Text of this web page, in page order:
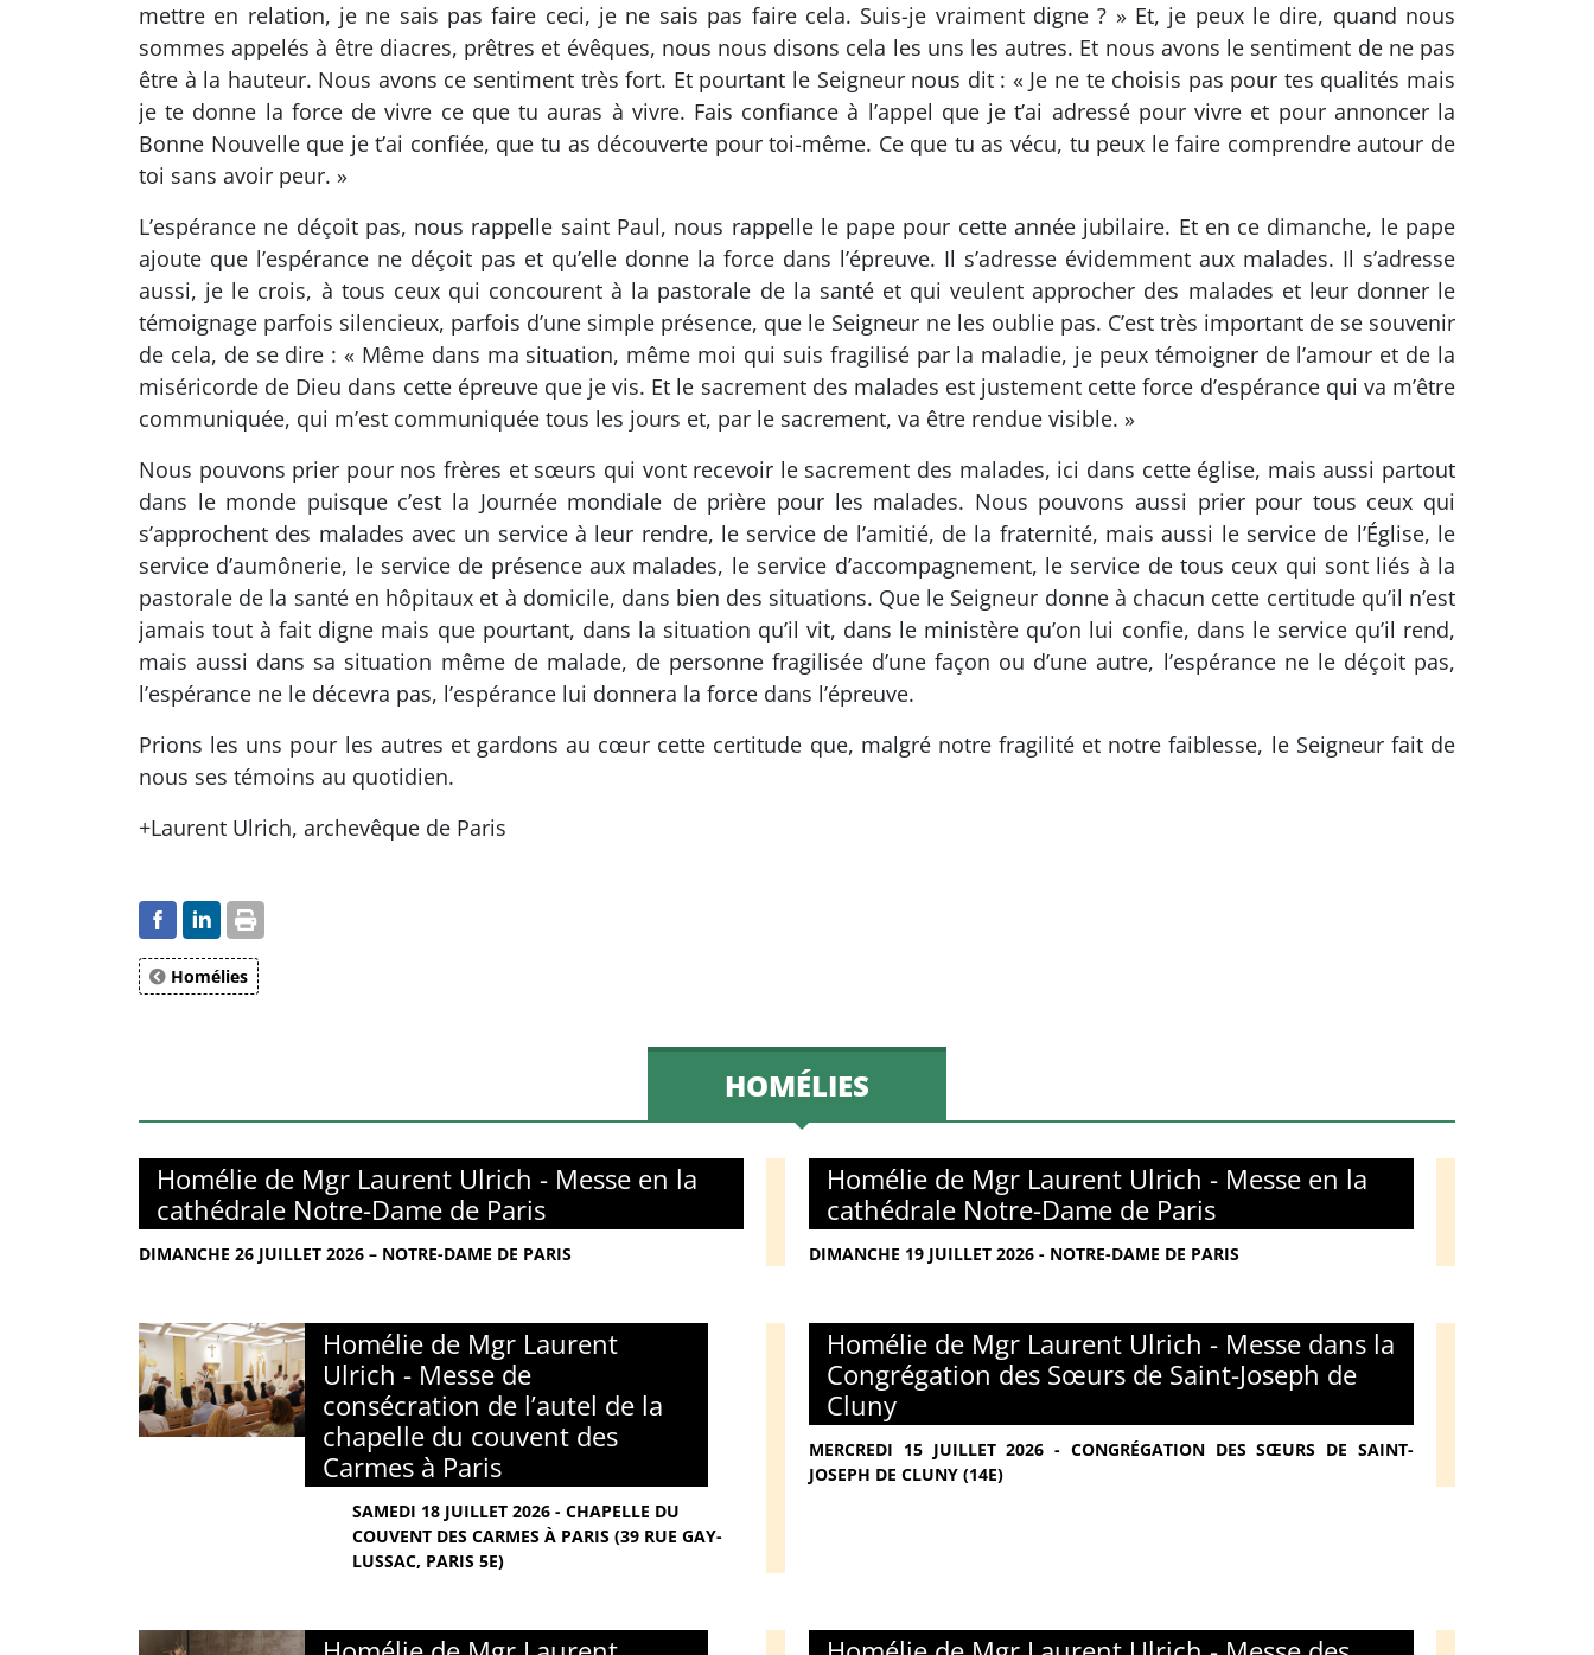
mettre en relation, je ne sais pas faire ceci, je ne sais pas faire cela. Suis-je vraiment digne ? » Et, je peux le dire, quand nous
sommes appelés à être diacres, prêtres et évêques, nous nous disons cela les uns les autres. Et nous avons le sentiment de ne pas
être à la hauteur. Nous avons ce sentiment très fort. Et pourtant le Seigneur nous dit : « Je ne te choisis pas pour tes qualités mais
je te donne la force de vivre ce que tu auras à vivre. Fais confiance à l’appel que je t’ai adressé pour vivre et pour annoncer la
Bonne Nouvelle que je t’ai confiée, que tu as découverte pour toi-même. Ce que tu as vécu, tu peux le faire comprendre autour de
toi sans avoir peur. »
L’espérance ne déçoit pas, nous rappelle saint Paul, nous rappelle le pape pour cette année jubilaire. Et en ce dimanche, le pape
ajoute que l’espérance ne déçoit pas et qu’elle donne la force dans l’épreuve. Il s’adresse évidemment aux malades. Il s’adresse
aussi, je le crois, à tous ceux qui concourent à la pastorale de la santé et qui veulent approcher des malades et leur donner le
témoignage parfois silencieux, parfois d’une simple présence, que le Seigneur ne les oublie pas. C’est très important de se souvenir
de cela, de se dire : « Même dans ma situation, même moi qui suis fragilisé par la maladie, je peux témoigner de l’amour et de la
miséricorde de Dieu dans cette épreuve que je vis. Et le sacrement des malades est justement cette force d’espérance qui va m’être
communiquée, qui m’est communiquée tous les jours et, par le sacrement, va être rendue visible. »
Nous pouvons prier pour nos frères et sœurs qui vont recevoir le sacrement des malades, ici dans cette église, mais aussi partout
dans le monde puisque c’est la Journée mondiale de prière pour les malades. Nous pouvons aussi prier pour tous ceux qui
s’approchent des malades avec un service à leur rendre, le service de l’amitié, de la fraternité, mais aussi le service de l’Église, le
service d’aumônerie, le service de présence aux malades, le service d’accompagnement, le service de tous ceux qui sont liés à la
pastorale de la santé en hôpitaux et à domicile, dans bien des situations. Que le Seigneur donne à chacun cette certitude qu’il n’est
jamais tout à fait digne mais que pourtant, dans la situation qu’il vit, dans le ministère qu’on lui confie, dans le service qu’il rend,
mais aussi dans sa situation même de malade, de personne fragilisée d’une façon ou d’une autre, l’espérance ne le déçoit pas,
l’espérance ne le décevra pas, l’espérance lui donnera la force dans l’épreuve.
Prions les uns pour les autres et gardons au cœur cette certitude que, malgré notre fragilité et notre faiblesse, le Seigneur fait de
nous ses témoins au quotidien.
+Laurent Ulrich, archevêque de Paris
Homélies
HOMÉLIES
Homélie de Mgr Laurent Ulrich - Messe en la
cathédrale Notre-Dame de Paris
DIMANCHE 26 JUILLET 2026 – NOTRE-DAME DE PARIS
Homélie de Mgr Laurent Ulrich - Messe en la
cathédrale Notre-Dame de Paris
DIMANCHE 19 JUILLET 2026 - NOTRE-DAME DE PARIS
Homélie de Mgr Laurent
Ulrich - Messe de
consécration de l’autel de la
chapelle du couvent des
Carmes à Paris
SAMEDI 18 JUILLET 2026 - CHAPELLE DU
COUVENT DES CARMES À PARIS (39 RUE GAY-
LUSSAC, PARIS 5E)
Homélie de Mgr Laurent Ulrich - Messe dans la
Congrégation des Sœurs de Saint-Joseph de
Cluny
MERCREDI 15 JUILLET 2026 - CONGRÉGATION DES SŒURS DE SAINT-
JOSEPH DE CLUNY (14E)